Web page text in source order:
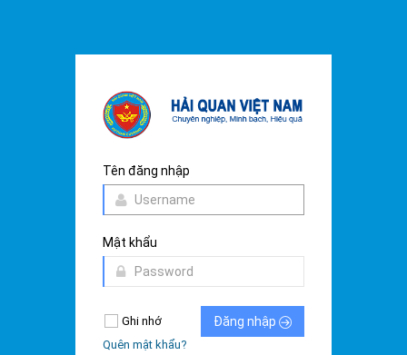
Tên đăng nhập
Mật khẩu
Ghi nhớ Đăng nhập
Quên mật khẩu?